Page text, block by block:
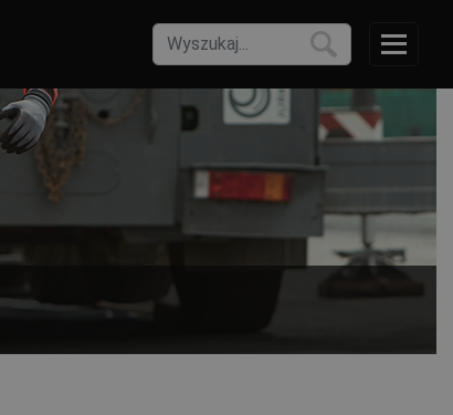
szortów roboczych HI-VIS. Szorty HI-VIS z